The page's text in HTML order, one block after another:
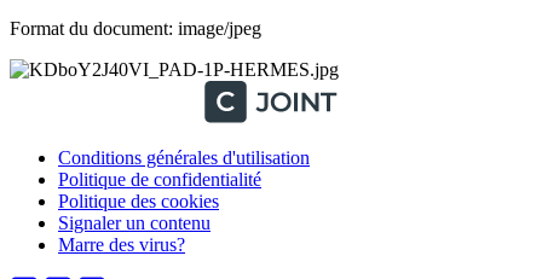
Format du document: image/jpeg
Conditions générales d'utilisation
Politique de confidentialité
Politique des cookies
Signaler un contenu
Marre des virus?